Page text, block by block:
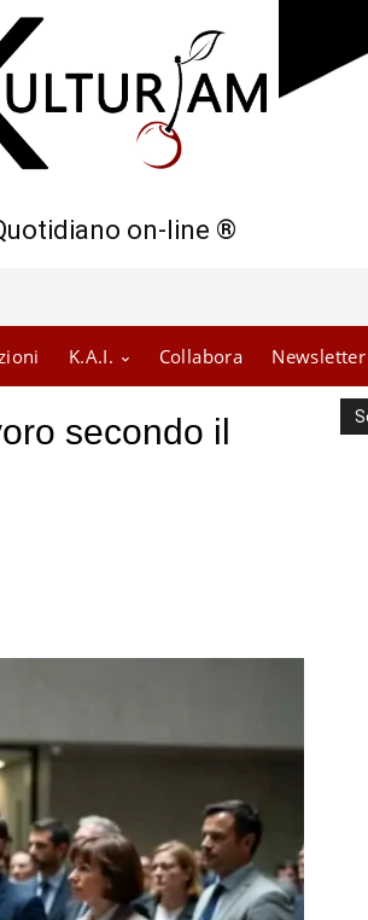
on-line ®
K.A.I. Collabora Newsletter
secondo il